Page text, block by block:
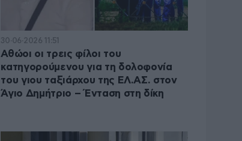
30·06·2026 11:51
Αθώοι οι τρεις φίλοι του
κατηγορούμενου για τη δολοφονία
του γιου ταξιάρχου της ΕΛ.ΑΣ. στον
Άγιο Δημήτριο – Ένταση στη δίκη